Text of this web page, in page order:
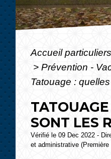
Accueil particuliers
> Prévention -
Tatouage :
SONT LES
Vérifié le 09 Dec 2022 -
et administrative (Première